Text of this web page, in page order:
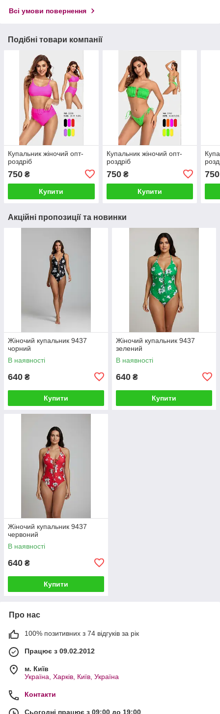
Всі умови повернення
Подібні товари компанії
Купальник жіночий опт-
роздріб
750 ₴
Купити
Купальник жіночий опт-
роздріб
750₴
Купити
750
Акційні пропозиції та новинки
Жіночий купальник 9437
чорний
В наявності
640 ₴
Купити
Жіночий купальник 9437
зелений
В наявності
640 ₴
Купити
Жіночий купальник 9437
червоний
В наявності
640 ₴
Купити
Про нас
100% позитивних з 74 відгуків за рік
Працює з 09.02.2012
м. Київ
Україна, Харків, Київ, Україна
Контакти
Сьогодні працює з 09:00 до 19:00